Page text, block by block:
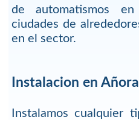
de automatismos
ciudades de
en el sector.
Instalacion en Añora
Instalamos cualquier